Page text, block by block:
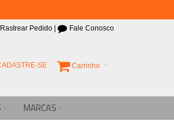
Rastrear Pedido Fale Conosco
Carrinho
SE
MARCAS